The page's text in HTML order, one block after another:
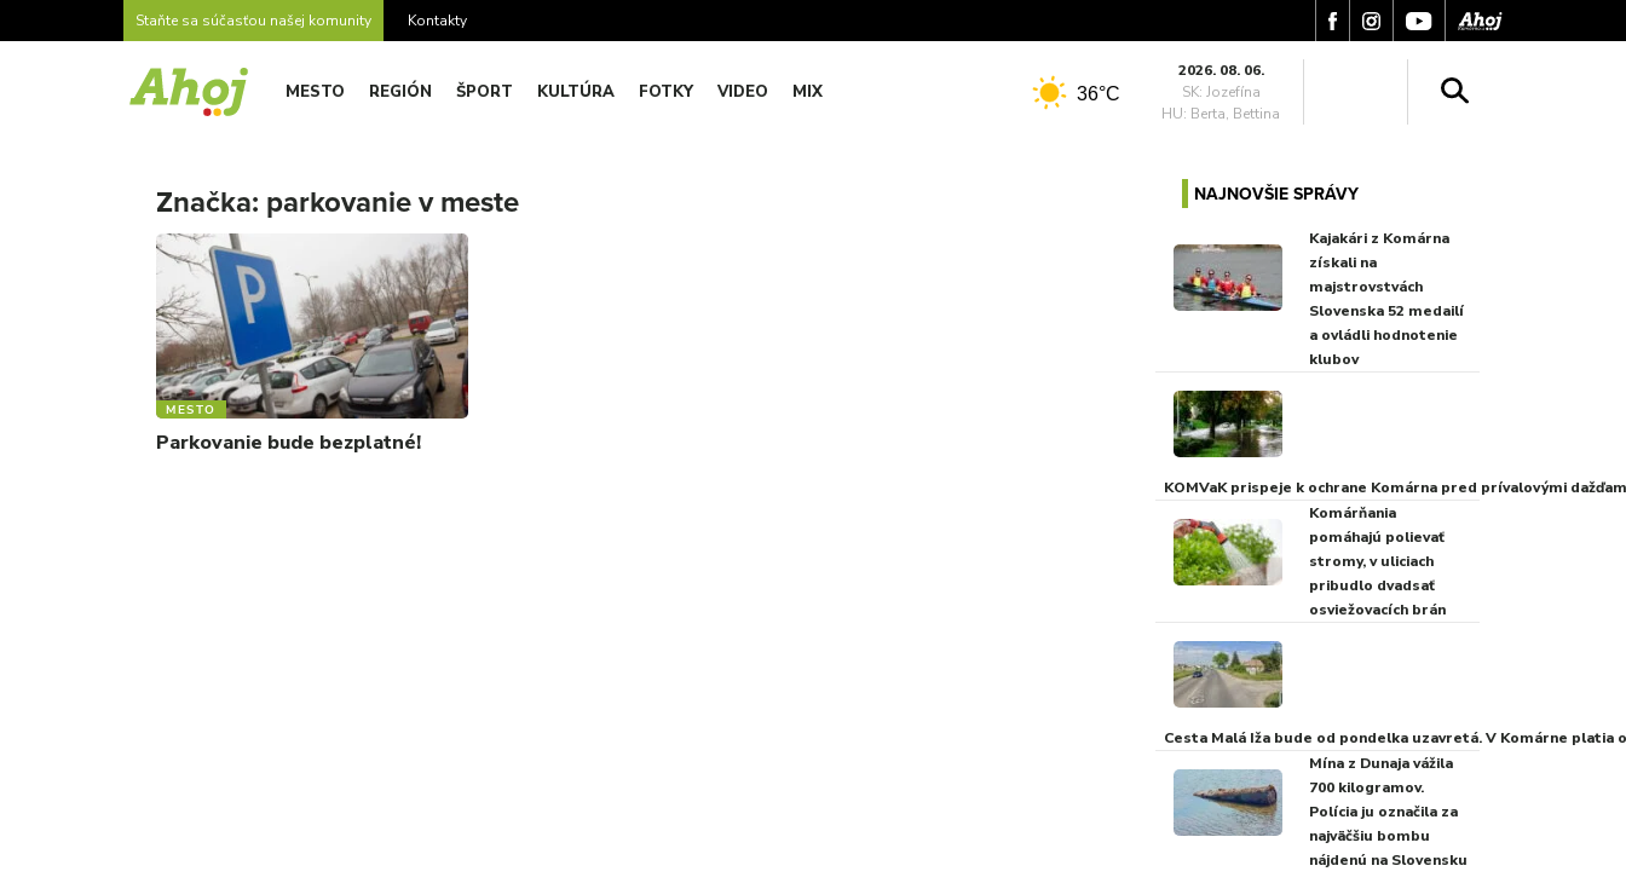
Staňte sa súčasťou našej komunity Kontakty
MESTO REGIÓN ŠPORT KULTÚRA FOTKY VIDEO MIX 36°C
2026. 08. 06.
SK: Jozefína
HU: Berta, Bettina
Značka: parkovanie v meste
MESTO
Parkovanie bude bezplatné!
NAJNOVŠIE SPRÁVY
Kajakári z Komárna
získali na
majstrovstvách
Slovenska 52 medailí
a ovládli hodnotenie
klubov
KOMVaK prispeje k ochrane Komárna pred prívalovými
Komárňania
pomáhajú polievať
stromy, v uliciach
pribudlo dvadsať
osviežovacích brán
Cesta Malá Iža bude od pondelka uzavretá. V Komárne platia
Mína z Dunaja vážila
700 kilogramov.
Polícia ju označila za
najväčšiu bombu
nájdenú na Slovensku